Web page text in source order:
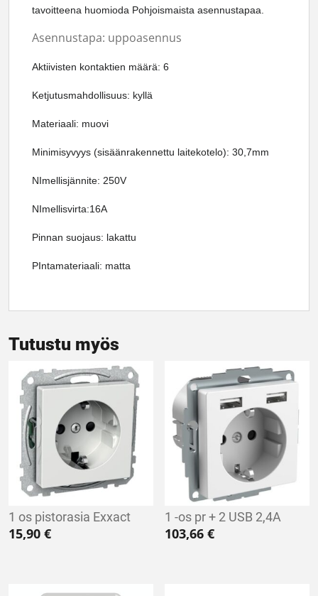
tavoitteena huomioda Pohjoismaista asennustapaa.
Asennustapa: uppoasennus
Aktiivisten kontaktien määrä: 6
Ketjutusmahdollisuus: kyllä
Materiaali: muovi
Minimisyvyys (sisäänrakennettu laitekotelo): 30,7mm
NImellisjännite: 250V
NImellisvirta:16A
Pinnan suojaus: lakattu
PIntamateriaali: matta
Tutustu myös
1 os pistorasia Exxact
15,90 €
1 -os pr + 2 USB 2,4A
103,66€